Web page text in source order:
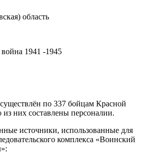
область
1941 -1945
по 337 бойцам Красной
них составлены персоналии.
источники, использованные для
комплекса «Воинский